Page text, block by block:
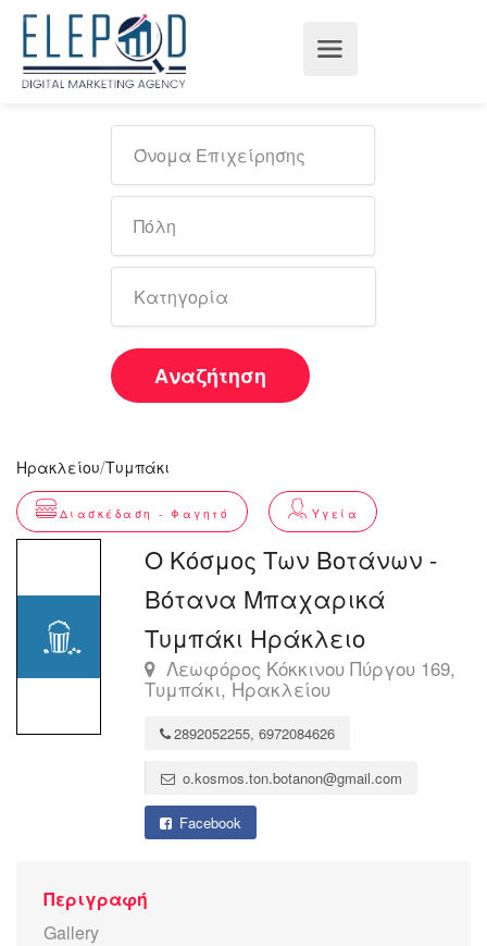
Αναζήτηση
Ηρακλείου/Τυμπάκι
Διασκέδαση - Φαγητό Υγεία
Ο Κόσμος Των Βοτάνων -
Βότανα Μπαχαρικά
Τυμπάκι Ηράκλειο
Λεωφόρος Κόκκινου Πύργου 169,
Τυμπάκι, Ηρακλείου
2892052255, 6972084626
o.kosmos.ton.botanon@gmail.com
Facebook
Περιγραφή
Gallery